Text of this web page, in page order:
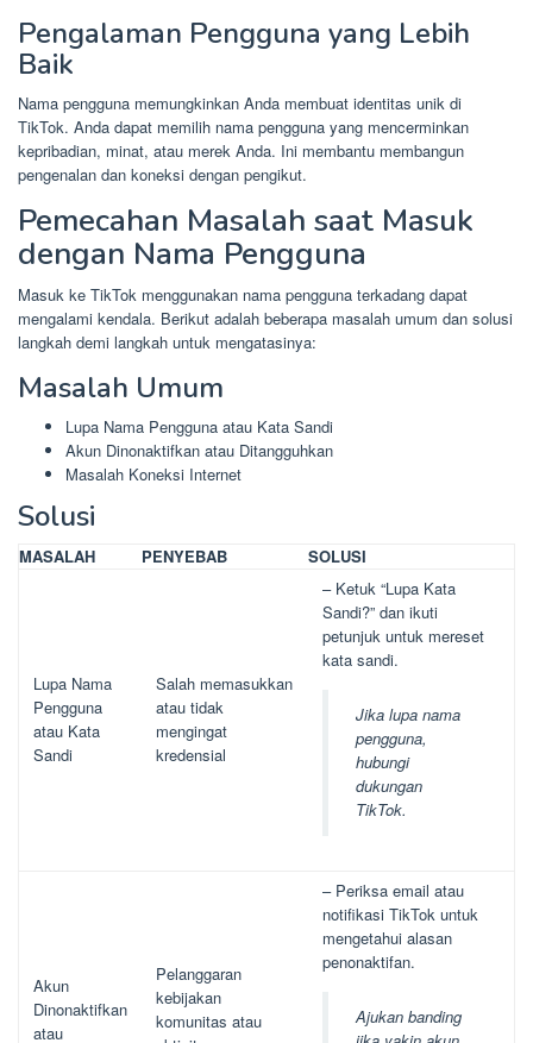
Pengalaman Pengguna yang Lebih
Baik
Nama pengguna memungkinkan Anda membuat identitas unik di
TikTok. Anda dapat memilih nama pengguna yang mencerminkan
kepribadian, minat, atau merek Anda. Ini membantu membangun
pengenalan dan koneksi dengan pengikut.
Pemecahan Masalah saat Masuk
dengan Nama Pengguna
Masuk ke TikTok menggunakan nama pengguna terkadang dapat
mengalami kendala. Berikut adalah beberapa masalah umum dan solusi
langkah demi langkah untuk mengatasinya:
Masalah Umum
Lupa Nama Pengguna atau Kata Sandi
Akun Dinonaktifkan atau Ditangguhkan
Masalah Koneksi Internet
Solusi
MASALAH PENYEBAB SOLUSI
Lupa Nama
Pengguna
atau Kata
Sandi
Salah memasukkan
atau tidak
mengingat
kredensial
– Ketuk “Lupa Kata
Sandi?” dan ikuti
petunjuk untuk mereset
kata sandi.
Jika lupa nama
pengguna,
hubungi
dukungan
TikTok.
Akun
Dinonaktifkan
atau
Pelanggaran
kebijakan
komunitas atau
– Periksa email atau
notifikasi TikTok untuk
mengetahui alasan
penonaktifan.
Ajukan banding